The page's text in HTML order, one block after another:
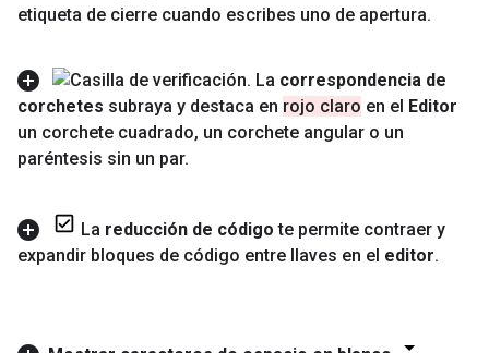
etiqueta de cierre cuando escribes uno de apertura.
La correspondencia de
corchetes subraya y destaca en rojo claro en el Editor
un corchete cuadrado, un corchete angular o un
paréntesis sin un par.
La reducción de código te permite contraer y
expandir bloques de código entre llaves en el editor.